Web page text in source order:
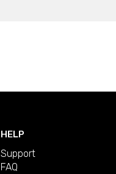
HELP
Support
FAQ